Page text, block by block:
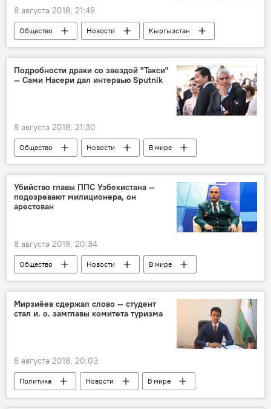
8 августа 2018, 21:49
Общество Новости
Кыргызстан
Бишкек
ОАО "Северэлектро"
электричество
отключение свет
Подробности драки со звездой "Такси"
— Сами Насери дал интервью Sputnik
8 августа 2018, 21:30
Общество Новости
В мире
Россия
Франция
Сами Насери
драка
Убийство главы ППС Узбекистана —
подозревают милиционера, он
арестован
8 августа 2018, 20:34
Общество Новости
В мире
Происшествия
Азия
Узбекистан
МВД
подозреваемый
Мирзиёев сдержал слово — студент
стал и. о. замглавы комитета туризма
8 августа 2018, 20:03
Политика Новости
В мире
Азия
Узбекистан